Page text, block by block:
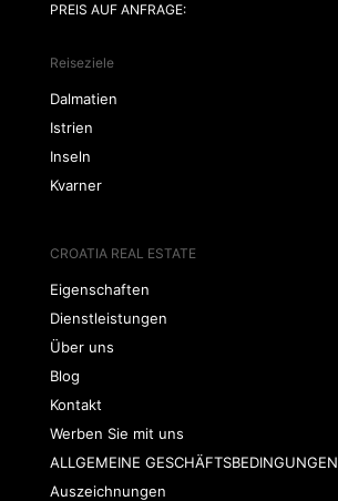
PREIS AUF ANFRAGE:
Reiseziele
Dalmatien
Istrien
Inseln
Kvarner
CROATIA REAL ESTATE
Eigenschaften
Dienstleistungen
Über uns
Blog
Kontakt
Werben Sie mit uns
ALLGEMEINE GESCHÄFTSBEDINGUNGEN
Auszeichnungen